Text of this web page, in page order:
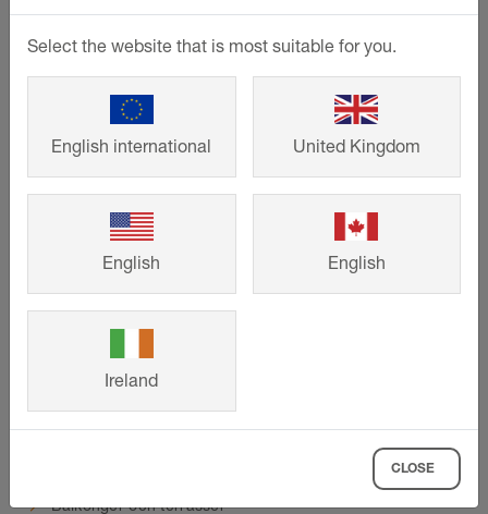
Service
Produkter
Förbereda plattläggning och avrinning
Balkonger och terrasser
Select the website that is most suitable for you.
English international United Kingdom
English English
Ireland
CLOSE